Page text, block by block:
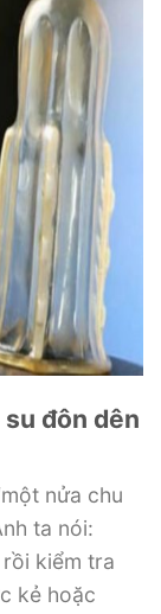
đôn dên
nửa chu
ta nói:
kiểm tra
kẻ hoặc